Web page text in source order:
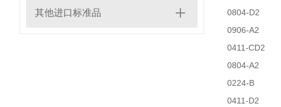
其他进口标准品
0804-D2
0906-A2
0411-CD2
0804-A2
0224-B
0411-D2